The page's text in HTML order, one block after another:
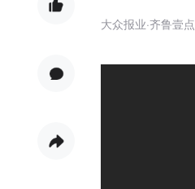
大众报业·齐鲁壹点